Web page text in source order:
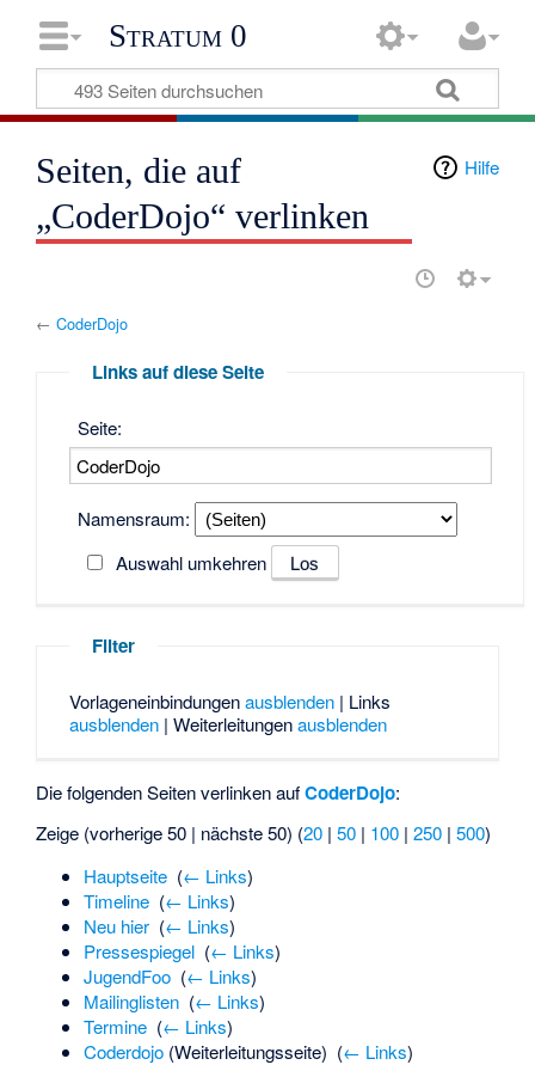
Stratum 0
Hilfe
Seiten, die auf
„CoderDojo“ verlinken
←CoderDojo
Links auf diese Seite
Seite:
Namensraum:
Auswahl umkehren
Filter
Vorlageneinbindungenausblenden| Links
ausblenden| Weiterleitungenausblenden
Die folgenden Seiten verlinken aufCoderDojo:
Zeige (vorherige 50 | nächste 50) (20 |50 | 100 |250 |500)
Hauptseite (← Links)
Timeline (← Links)
Neu hier (← Links)
Pressespiegel (← Links)
JugendFoo (← Links)
Mailinglisten (← Links)
Termine (← Links)
Coderdojo (Weiterleitungsseite) ‎ (← Links)